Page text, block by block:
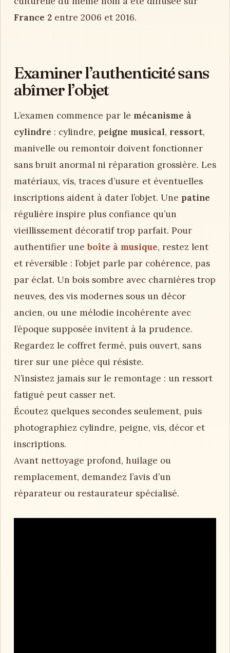
France 2 entre 2006 et 2016.
Examiner l’authenticité sans
abîmer l’objet
L’examen commence par le mécanisme à
cylindre : cylindre, peigne musical, ressort,
manivelle ou remontoir doivent fonctionner
sans bruit anormal ni réparation grossière. Les
matériaux, vis, traces d’usure et éventuelles
inscriptions aident à dater l’objet. Une patine
régulière inspire plus confiance qu’un
vieillissement décoratif trop parfait. Pour
authentifier uneboîte à musique, restez lent
et réversible : l’objet parle par cohérence, pas
par éclat. Un bois sombre avec charnières trop
neuves, des vis modernes sous un décor
ancien, ou une mélodie incohérente avec
l’époque supposée invitent à la prudence.
Regardez le coffret fermé, puis ouvert, sans
tirer sur une pièce qui résiste.
N’insistez jamais sur le remontage : un ressort
fatigué peut casser net.
Écoutez quelques secondes seulement, puis
photographiez cylindre, peigne, vis, décor et
inscriptions.
Avant nettoyage profond, huilage ou
remplacement, demandez l’avis d’un
réparateur ou restaurateur spécialisé.